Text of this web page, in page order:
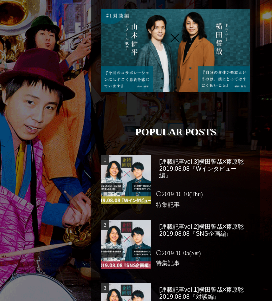
POPULAR POSTS
[連載記事vol.3]横田誓哉×藤原聡
2019.08.08『Wインタビュー
編』
2019-10-10(Thu)
特集記事
[連載記事vol.2]横田誓哉×藤原聡
2019.08.08『SNS企画編』
2019-10-05(Sat)
特集記事
[連載記事vol.1]横田誓哉×藤原聡
2019.08.08『対談編』